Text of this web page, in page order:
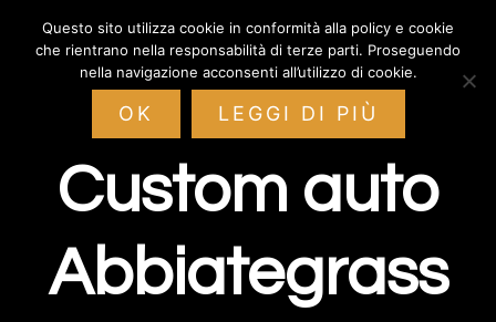
navigazione
contenuto
Custom Auto
Custom auto
Abbiategrass
Questo sito utilizza cookie in conformità alla policy e cookie
che rientrano nella responsabilità di terze parti. Proseguendo
nella navigazione acconsenti all’utilizzo di cookie.
OK LEGGI DI PIÙ